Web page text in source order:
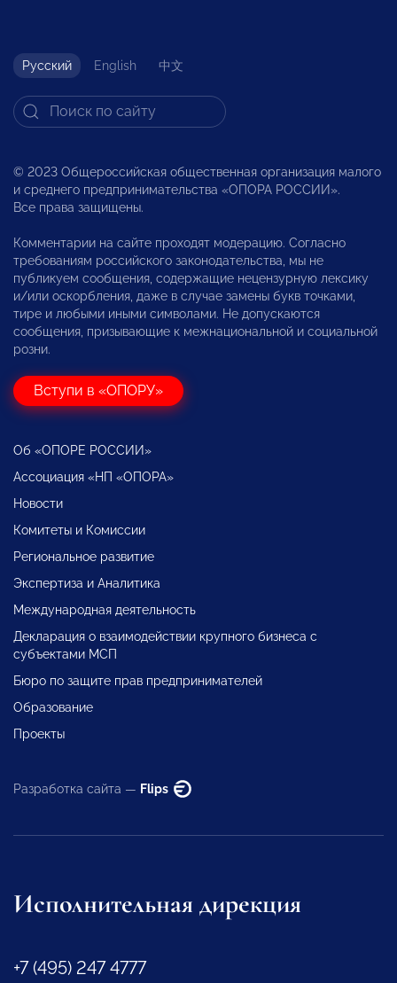
Русский English 中文
© 2023 Общероссийская общественная организация малого
и среднего предпринимательства «ОПОРА РОССИИ».
Все права защищены.
Комментарии на сайте проходят модерацию. Согласно
требованиям российского законодательства, мы не
публикуем сообщения, содержащие нецензурную лексику
и/или оскорбления, даже в случае замены букв точками,
тире и любыми иными символами. Не допускаются
сообщения, призывающие к межнациональной и социальной
розни.
Вступи в «ОПОРУ»
Об «ОПОРЕ РОССИИ»
Ассоциация «НП «ОПОРА»
Новости
Комитеты и Комиссии
Региональное развитие
Экспертиза и Аналитика
Международная деятельность
Декларация о взаимодействии крупного бизнеса с
субъектами МСП
Бюро по защите прав предпринимателей
Образование
Проекты
Разработка сайта — Flips
Исполнительная дирекция
+7 (495) 247 4777